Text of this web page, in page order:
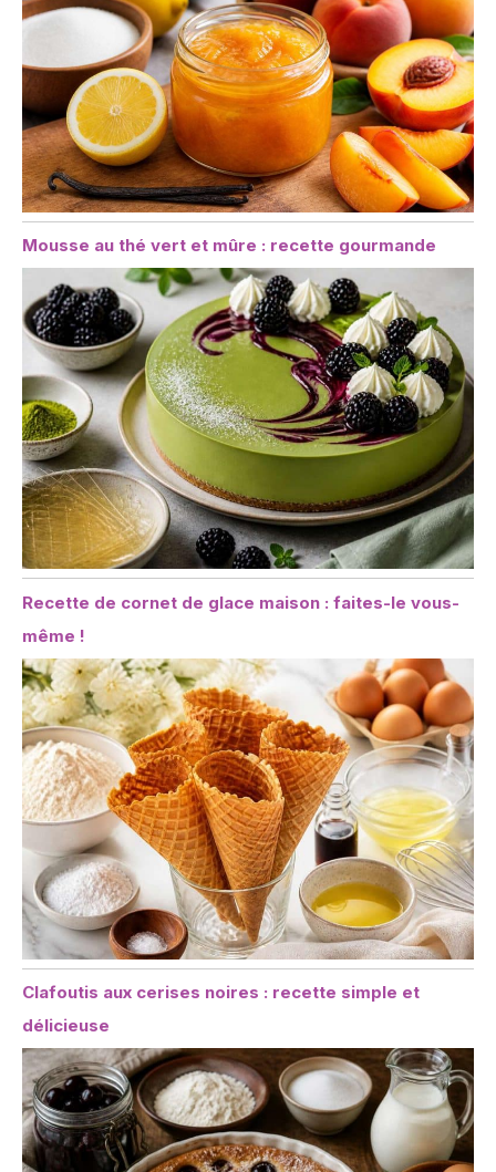
Mousse au thé vert et mûre : recette gourmande
Recette de cornet de glace maison : faites-le vous-
même !
Clafoutis aux cerises noires : recette simple et
délicieuse